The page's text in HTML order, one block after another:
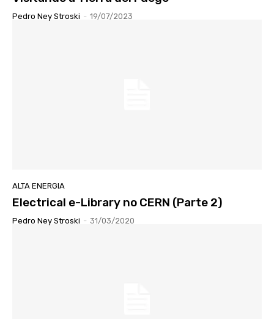
Pedro Ney Stroski - 19/07/2023
ALTA ENERGIA
Electrical e-Library no CERN (Parte 2)
Pedro Ney Stroski - 31/03/2020